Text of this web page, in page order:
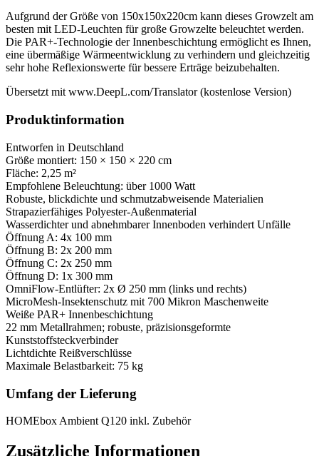
Aufgrund der Größe von 150x150x220cm kann dieses Growzelt am
besten mit LED-Leuchten für große Growzelte beleuchtet werden.
Die PAR+-Technologie der Innenbeschichtung ermöglicht es Ihnen,
eine übermäßige Wärmeentwicklung zu verhindern und gleichzeitig
sehr hohe Reflexionswerte für bessere Erträge beizubehalten.
Übersetzt mit www.DeepL.com/Translator (kostenlose Version)
Produktinformation
Entworfen in Deutschland
Größe montiert: 150 × 150 × 220 cm
Fläche: 2,25 m²
Empfohlene Beleuchtung: über 1000 Watt
Robuste, blickdichte und schmutzabweisende Materialien
Strapazierfähiges Polyester-Außenmaterial
Wasserdichter und abnehmbarer Innenboden verhindert Unfälle
Öffnung A: 4x 100 mm
Öffnung B: 2x 200 mm
Öffnung C: 2x 250 mm
Öffnung D: 1x 300 mm
OmniFlow-Entlüfter: 2x Ø 250 mm (links und rechts)
MicroMesh-Insektenschutz mit 700 Mikron Maschenweite
Weiße PAR+ Innenbeschichtung
22 mm Metallrahmen; robuste, präzisionsgeformte
Kunststoffsteckverbinder
Lichtdichte Reißverschlüsse
Maximale Belastbarkeit: 75 kg
Umfang der Lieferung
HOMEbox Ambient Q120 inkl. Zubehör
Zusätzliche Informationen